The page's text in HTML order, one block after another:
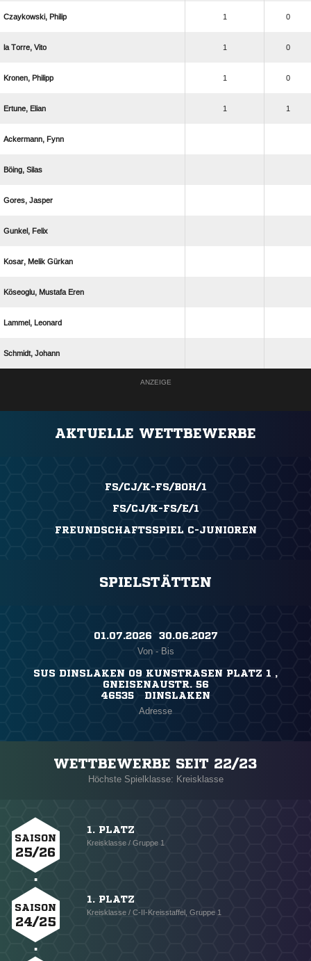
  1 0
   1 0
  1 0
  1 1
 
 
 
 
  
  
 
 
ANZEIGE
AKTUELLE WETTBEWERBE
FS/CJ/K-FS/BOH/1
FS/CJ/K-FS/E/1
FREUNDSCHAFTSSPIEL C-JUNIOREN
SPIELSTÄTTEN
01.07.2026 ​ 30.06.2027
Von - Bis
SUS DINSLAKEN 09 KUNSTRASEN PLATZ 1 ,
GNEISENAUSTR. 56
46535 DINSLAKEN
Adresse
WETTBEWERBE SEIT 22/23
Höchste Spielklasse: Kreisklasse
SAISON
25/26
1. PLATZ
Kreisklasse / Gruppe 1
SAISON
24/25
1. PLATZ
Kreisklasse / C-II-Kreisstaffel, Gruppe 1